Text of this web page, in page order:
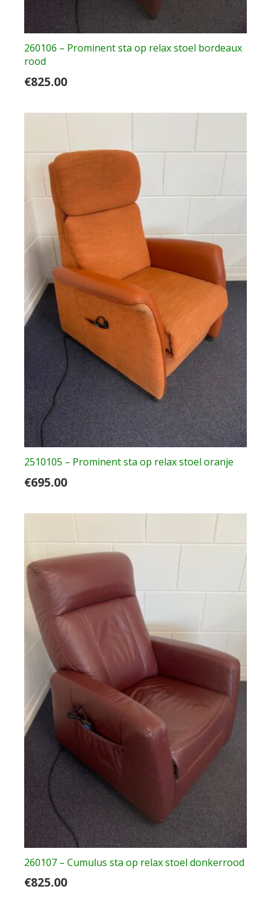
260106 – Prominent sta op relax stoel bordeaux
rood
€825.00
2510105 – Prominent sta op relax stoel oranje
€695.00
260107 – Cumulus sta op relax stoel donkerrood
€825.00